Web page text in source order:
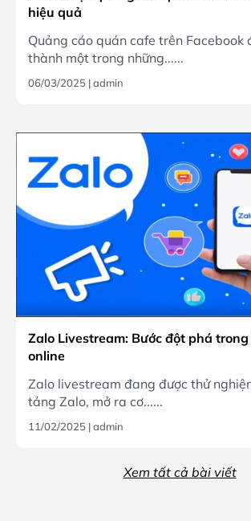
hiệu quả
Quảng cáo quán cafe trên Facebook
thành một trong những......
06/03/2025 |admin
Zalo Livestream: Bước đột phá
online
Zalo livestream đang được thử
tảng Zalo, mở ra cơ......
11/02/2025 |admin
Xem tất cả bài viết